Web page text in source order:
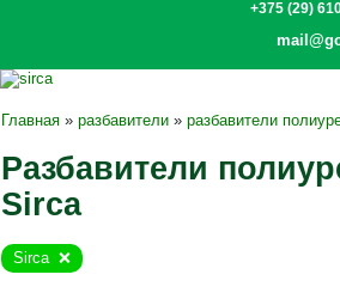
+375 (29)
Главная » разбавители » разбавители
Разбавители
Sirca
Sirca